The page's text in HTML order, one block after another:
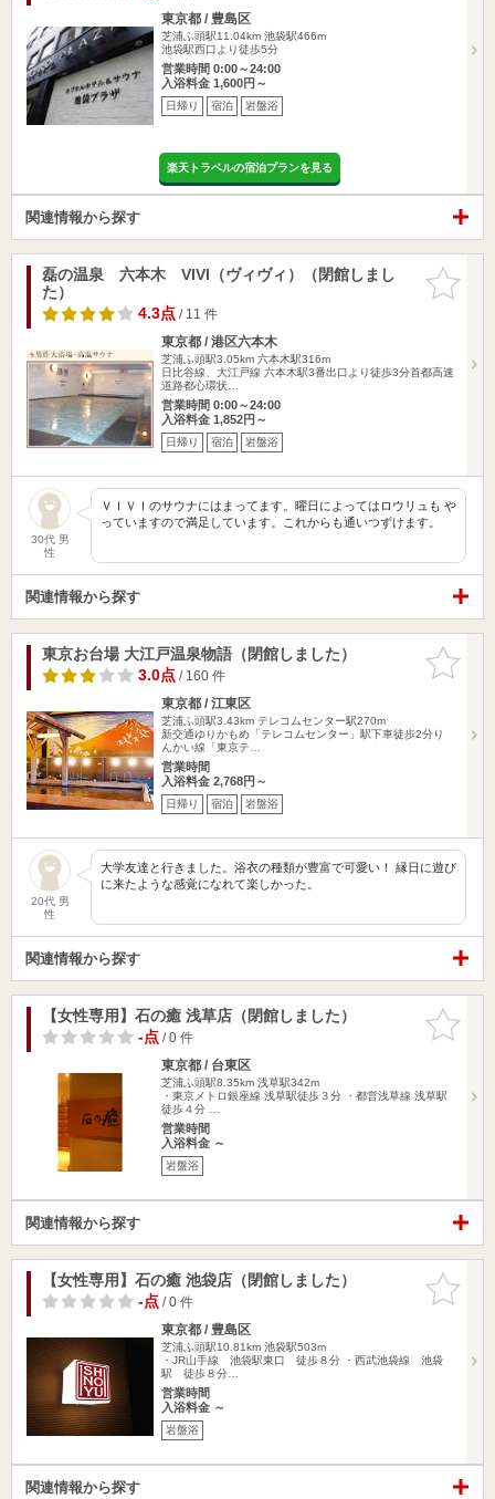
東京都 / 豊島区
芝浦ふ頭駅11.04km 池袋駅466m
池袋駅西口より徒歩5分
営業時間 0:00～24:00
入浴料金 1,600円～
日帰り 宿泊 岩盤浴
楽天トラベルの宿泊プランを見る
関連情報から探す
お気に入
りに追加
磊の温泉 六本木 VIVI（ヴィヴィ）（閉館しまし
た）
4.3点/ 11 件
東京都 / 港区六本木
芝浦ふ頭駅3.05km 六本木駅316m
日比谷線、大江戸線 六本木駅3番出口より徒歩3分首都高速
道路都心環状…
営業時間 0:00～24:00
入浴料金 1,852円～
日帰り 宿泊 岩盤浴
30代 男
性
ＶＩＶＩのサウナにはまってます。曜日によってはロウリュも や
っていますので満足しています。これからも通いつずけます。
関連情報から探す
お気に入
りに追加
東京お台場 大江戸温泉物語（閉館しました）
3.0点/ 160 件
東京都 / 江東区
芝浦ふ頭駅3.43km テレコムセンター駅270m
新交通ゆりかもめ「テレコムセンター」駅下車徒歩2分り
んかい線「東京テ…
営業時間
入浴料金 2,768円～
日帰り 宿泊 岩盤浴
20代 男
性
大学友達と行きました。浴衣の種類が豊富で可愛い！ 縁日に遊び
に来たような感覚になれて楽しかった。
関連情報から探す
お気に入
りに追加
【女性専用】石の癒 浅草店（閉館しました）
-点/ 0 件
東京都 / 台東区
芝浦ふ頭駅8.35km 浅草駅342m
・東京メトロ銀座線 浅草駅徒歩３分 ・都営浅草線 浅草駅
徒歩４分 …
営業時間
入浴料金 ～
岩盤浴
関連情報から探す
お気に入
りに追加
【女性専用】石の癒 池袋店（閉館しました）
-点/ 0 件
東京都 / 豊島区
芝浦ふ頭駅10.81km 池袋駅503m
・JR山手線 池袋駅東口 徒歩８分 ・西武池袋線 池袋
駅 徒歩８分…
営業時間
入浴料金 ～
岩盤浴
関連情報から探す